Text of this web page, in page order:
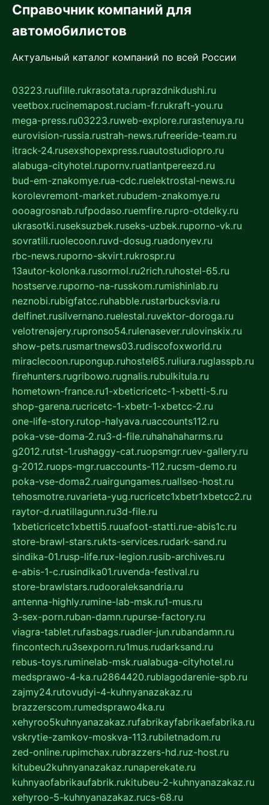
Справочник компаний для
автомобилистов
Актуальный каталог компаний по всей России
03223.ruufille.rukrasotata.ruprazdnikdushi.ru
veetbox.rucinemapost.ruciam-fr.rukraft-you.ru
mega-press.ru03223.ruweb-explore.rurastenuya.ru
eurovision-russia.rustrah-news.rufreeride-team.ru
itrack-24.rusexshopexpress.ruautostudiopro.ru
alabuga-cityhotel.rupornv.ruatlantpereezd.ru
bud-em-znakomye.rua-cdc.ruelektrostal-news.ru
korolevremont-market.rubudem-znakomye.ru
oooagrosnab.rufpodaso.ruemfire.rupro-otdelky.ru
ukrasotki.ruseksuzbek.ruseks-uzbek.ruporno-vk.ru
sovratili.ruolecoon.ruvd-dosug.ruadonyev.ru
rbc-news.ruporno-skvirt.rukrospr.ru
13autor-kolonka.rusormol.ru2rich.ruhostel-65.ru
hostserve.ruporno-na-russkom.rumishinlab.ru
neznobi.rubigfatcc.ruhabble.rustarbucksvia.ru
delfinet.rusilvernano.ruelestal.ruvektor-doroga.ru
velotrenajery.rupronso54.rulenasever.rulovinskix.ru
show-pets.rusmartnews03.rudiscofoxworld.ru
miraclecoon.rupongup.ruhostel65.ruliura.ruglasspb.ru
firehunters.rugribowo.rugnalis.rubulkitula.ru
hometown-france.ru1-xbeticricetc-1-xbetti-5.ru
shop-garena.rucricetc-1-xbetr-1-xbetcc-2.ru
one-life-story.rutop-halyava.ruaccounts112.ru
poka-vse-doma-2.ru3-d-file.ruhahahaharms.ru
g2012.rutst-1.rushaggy-cat.ruopsmgr.ruev-gallery.ru
g-2012.ruops-mgr.ruaccounts-112.rucsm-demo.ru
poka-vse-doma2.ruairgungames.ruallseo-host.ru
tehosmotre.ruvarieta-yug.rucricetc1xbetr1xbetcc2.ru
raytor-d.ruatillagunn.ru3d-file.ru
1xbeticricetc1xbetti5.ruuafoot-statti.rue-abis1c.ru
store-brawl-stars.rukts-services.rudark-sand.ru
sindika-01.rusp-life.rux-legion.rusib-archives.ru
e-abis-1-c.rusindika01.ruvenda-festival.ru
store-brawlstars.rudooraleksandria.ru
antenna-highly.rumine-lab-msk.ru1-mus.ru
3-sex-porn.ruban-damn.rupurse-factory.ru
viagra-tablet.rufasbags.ruadler-jun.rubandamn.ru
fincontech.ru3sexporn.ru1mus.rudarksand.ru
rebus-toys.ruminelab-msk.rualabuga-cityhotel.ru
medsprawo-4-ka.ru2864420.rublagodarenie-spb.ru
zajmy24.rutovudyi-4-kuhnyanazakaz.ru
brazzerscom.rumedsprawo4ka.ru
xehyroo5kuhnyanazakaz.rufabrikayfabrikaefabrika.ru
vskrytie-zamkov-moskva-113.rubiletnadom.ru
zed-online.rupimchax.rubrazzers-hd.ruz-host.ru
kitubeu2kuhnyanazakaz.runaperekate.ru
kuhnyaofabrikaufabrik.rukitubeu-2-kuhnyanazakaz.ru
xehyroo-5-kuhnyanazakaz.rucs-68.ru